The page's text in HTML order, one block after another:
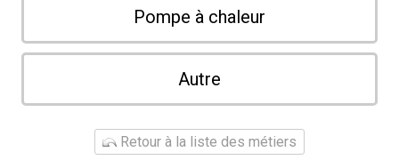
Pompe à chaleur
Autre
Retour à la liste des métiers